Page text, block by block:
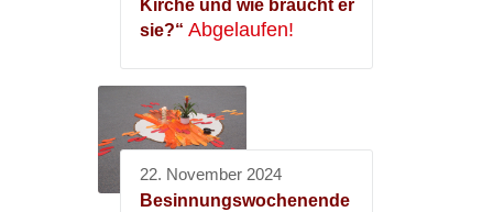
Kirche und wie braucht er
sie?“ Abgelaufen!
22. November 2024
Besinnungswochenende